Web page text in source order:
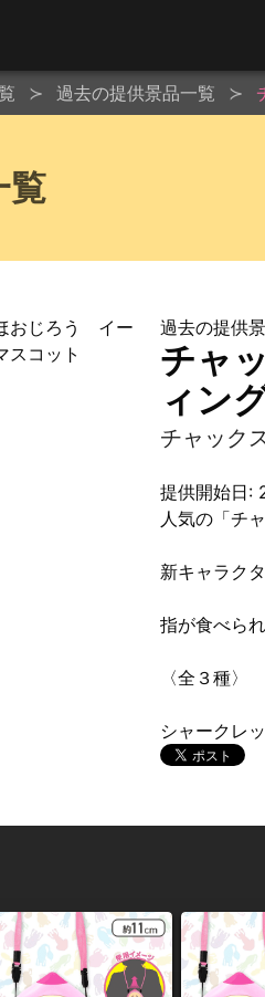
過去の提供景品一覧
覧
過去の提供
チャ
ィン
チャック
提供開始日:
人気の「チ
新キャラク
指が食べら
〈全３種〉
シャークレ